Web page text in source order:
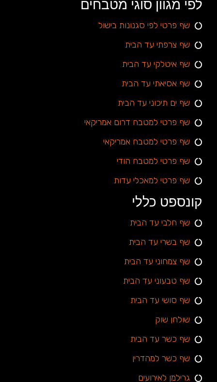
לפי מגוון סוגי מטבחים
שף פרטי לפי סגנונות בישול
שף צרפתי עד הבית
שף איטלקי עד הבית
שף אסיאתי עד הבית
שף ים תיכוני עד הבית
שף פרטי למטבח דרום אמריקאי
שף פרטי למטבח אמריקאי
שף פרטי למטבח הודי
שף פרטי למאכלי עדות
קונספט כללי
שף חלבי עד הבית
שף בשרי עד הבית
שף צמחוני עד הבית
שף טבעוני עד הבית
שף סושי עד הבית
שולחן שוק
שף כשר עד הבית
שף כשר למהדרין
גרילמן לאירועים